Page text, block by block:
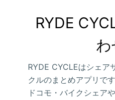
RYDE
わ
RYDE CYCLEはシェア
クルのまとめアプリです
ドコモ・バイクシェア